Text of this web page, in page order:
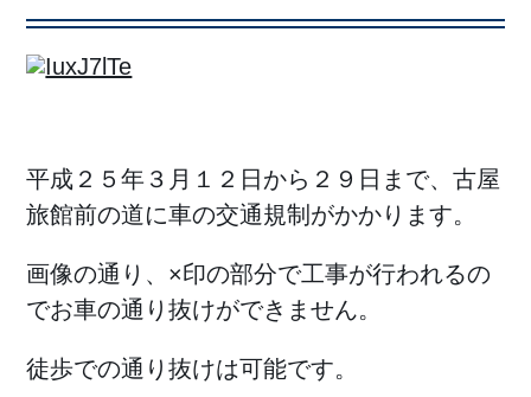
平成２５年３月１２日から２９日まで、古屋
旅館前の道に車の交通規制がかかります。
画像の通り、×印の部分で工事が行われるの
でお車の通り抜けができません。
徒歩での通り抜けは可能です。